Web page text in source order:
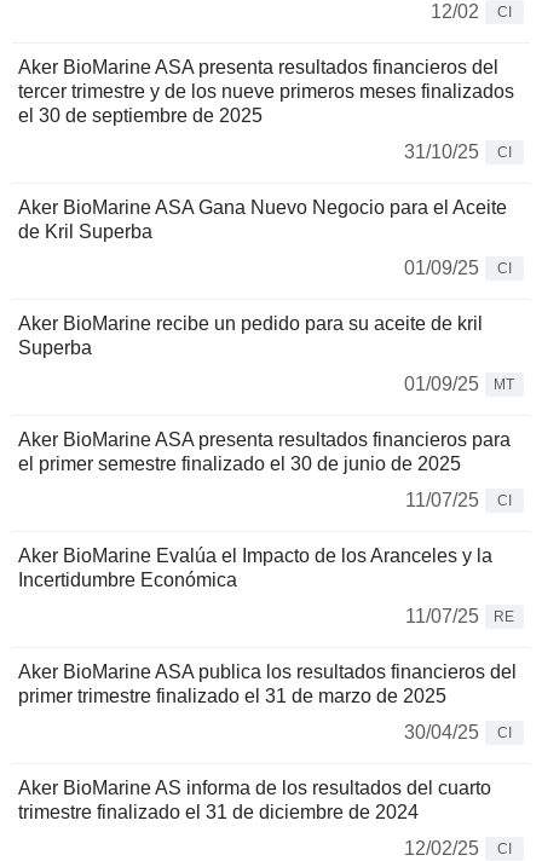
12/02
CI
Aker BioMarine ASA presenta resultados financieros del
tercer trimestre y de los nueve primeros meses finalizados
el 30 de septiembre de 2025
31/10/25
CI
Aker BioMarine ASA Gana Nuevo Negocio para el Aceite
de Kril Superba
01/09/25
CI
Aker BioMarine recibe un pedido para su aceite de kril
Superba
01/09/25
MT
Aker BioMarine ASA presenta resultados financieros para
el primer semestre finalizado el 30 de junio de 2025
11/07/25
CI
Aker BioMarine Evalúa el Impacto de los Aranceles y la
Incertidumbre Económica
11/07/25
RE
Aker BioMarine ASA publica los resultados financieros del
primer trimestre finalizado el 31 de marzo de 2025
30/04/25
CI
Aker BioMarine AS informa de los resultados del cuarto
trimestre finalizado el 31 de diciembre de 2024
12/02/25
CI